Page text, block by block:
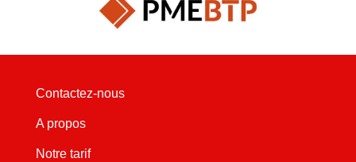
Contactez-nous
A propos
Notre tarif